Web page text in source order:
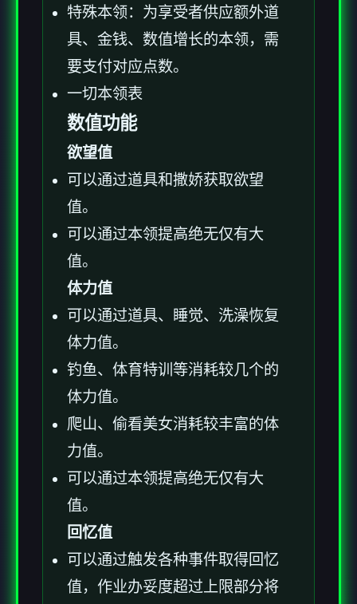
特殊本领：为享受者供应额外道
具、金钱、数值增长的本领，需
要支付对应点数。
一切本领表
数值功能
欲望值
可以通过道具和撒娇获取欲望
值。
可以通过本领提高绝无仅有大
值。
体力值
可以通过道具、睡觉、洗澡恢复
体力值。
钓鱼、体育特训等消耗较几个的
体力值。
爬山、偷看美女消耗较丰富的体
力值。
可以通过本领提高绝无仅有大
值。
回忆值
可以通过触发各种事件取得回忆
值，作业办妥度超过上限部分将